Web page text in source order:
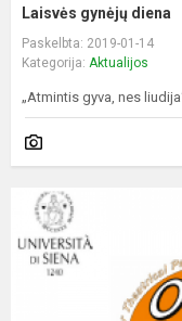
Laisvės gynėjų diena
Paskelbta: 2019-01-14
Kategorija: Aktualijos
„Atmintis gyva, nes